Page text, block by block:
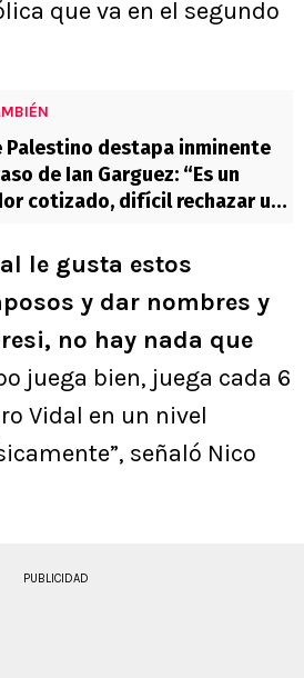
que va en el segundo
Palestino destapa inminente
de Ian Garguez: “Es un
cotizado, difícil rechazar una
le gusta estos
y dar nombres y
no hay nada que
juega bien, juega cada 6
Vidal en un nivel
señaló Nico
PUBLICIDAD